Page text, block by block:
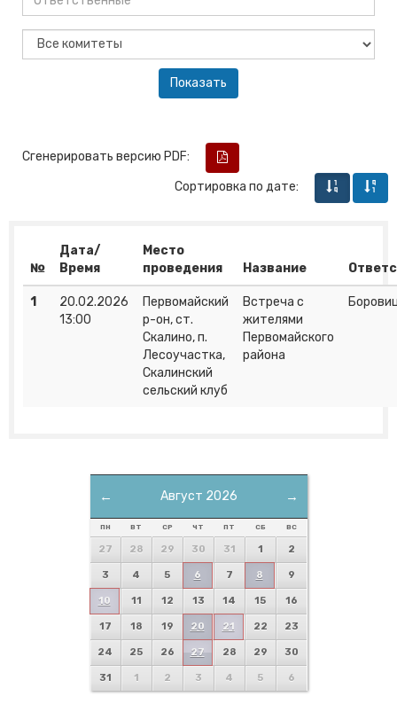
Сгенерировать версию PDF:
Сортировка по дате:
№
Дата/
Время
Место
проведения
Название
1
20.02.2026
13:00
Первомайский
р-он, ст.
Скалино, п.
Лесоучастка,
Скалинский
сельский клуб
Встреча с
жителями
Первомайского
района
← →
Август 2026
ПН ВТ СР ЧТ ПТ СБ ВС
27 28 29 30 31 1 2
3 4 5 6 7 8 9
10 11 12 13 14 15 16
17 18 19 20 21 22 23
24 25 26 27 28 29 30
31 1 2 3 4 5 6